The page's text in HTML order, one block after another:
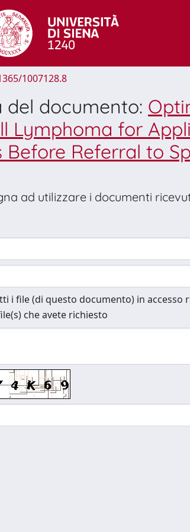
1007128.8
del documento:
Lymphoma for
Referral to
ad utilizzare i documenti
i file (di questo documento) in accesso
che avete richiesto